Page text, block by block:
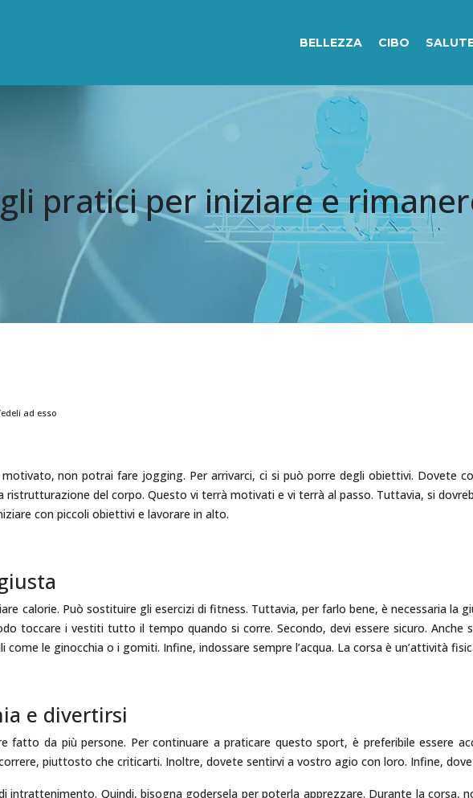
BELLEZZA CIBO
pratici per iniziare e
ad esso
non potrai fare jogging. Per arrivarci, ci si può porre degli obiettivi. Dovete
ristrutturazione del corpo. Questo vi terrà motivati e vi terrà al passo. Tuttavia, si
con piccoli obiettivi e lavorare in alto.
calorie. Può sostituire gli esercizi di fitness. Tuttavia, per farlo bene, è necessaria
toccare i vestiti tutto il tempo quando si corre. Secondo, devi essere sicuro. Anche
le ginocchia o i gomiti. Infine, indossare sempre l’acqua. La corsa è un’attività
e divertirsi
fatto da più persone. Per continuare a praticare questo sport, è preferibile essere
piuttosto che criticarti. Inoltre, dovete sentirvi a vostro agio con loro. Infine,
Quindi, bisogna godersela per poterla apprezzare. Durante la corsa,